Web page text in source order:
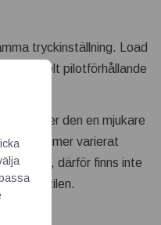
tryckinställning. Load
variabelt pilotförhållande
sätet ger den en mjukare
ett mer varierat
därför finns inte
ventilen.